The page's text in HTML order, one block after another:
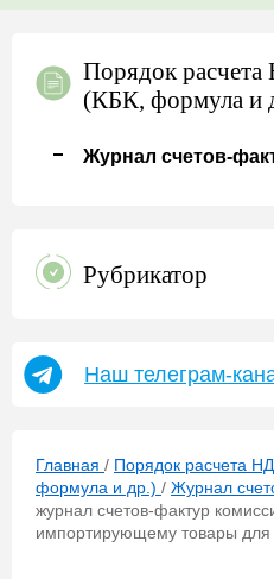
Порядок
(КБК, формула и
Журнал счетов-
Рубрикатор
Наш телеграм-
Главная / Порядок расчета
формула и др.) / Журнал
журнал счетов-фактур
импортирующему товары для